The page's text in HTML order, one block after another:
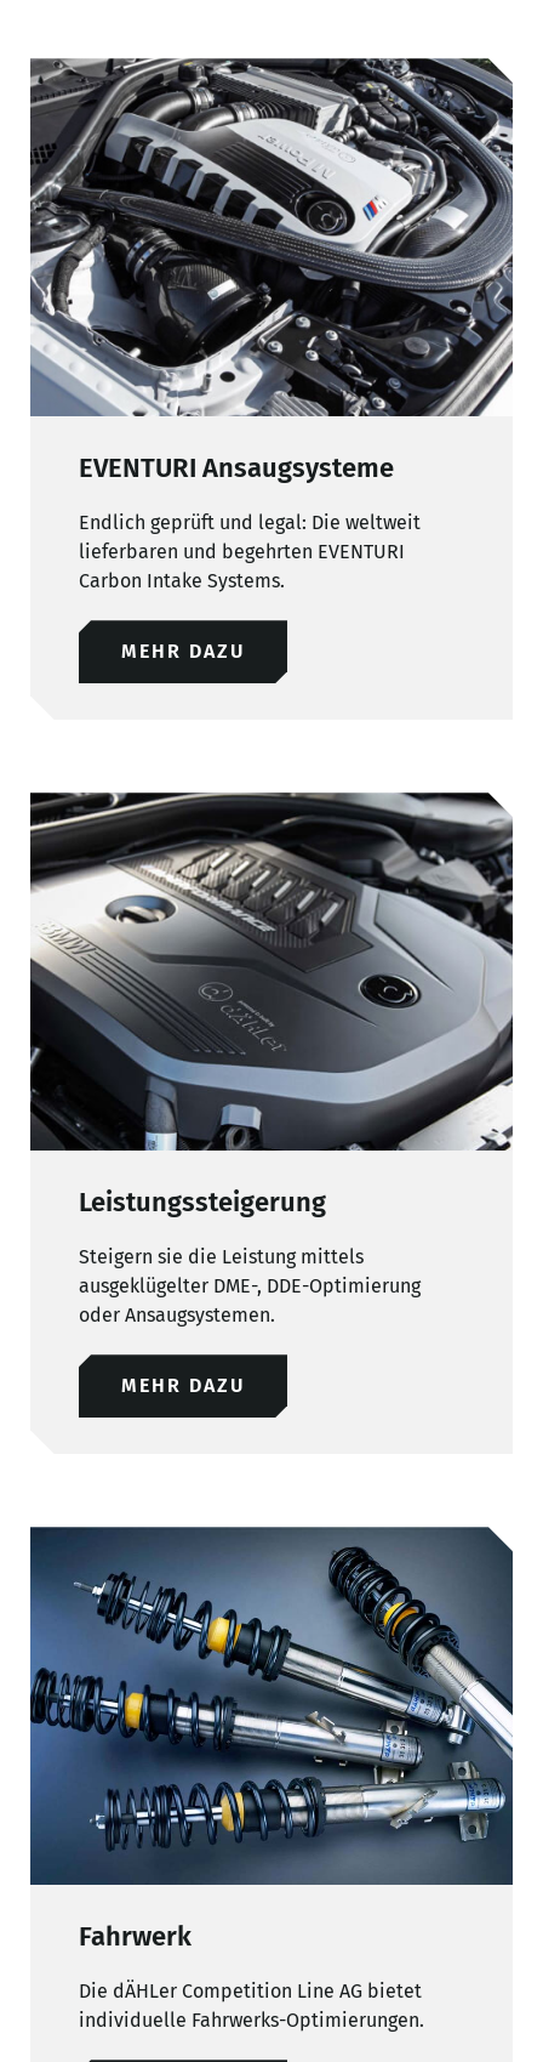
EVENTURI Ansaugsysteme
Endlich geprüft und legal: Die weltweit
lieferbaren und begehrten EVENTURI
Carbon Intake Systems.
MEHR DAZU
Leistungssteigerung
Steigern sie die Leistung mittels
ausgeklügelter DME-, DDE-Optimierung
oder Ansaugsystemen.
MEHR DAZU
Fahrwerk
Die dÄHLer Competition Line AG bietet
individuelle Fahrwerks-Optimierungen.